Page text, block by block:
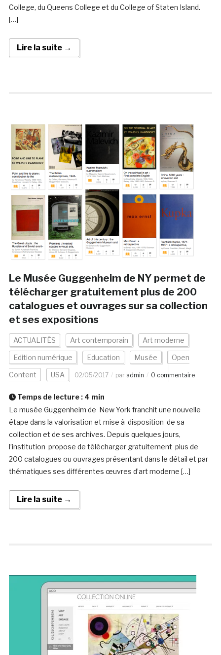
College, du Queens College et du College of Staten Island.
[…]
Lire la suite →
Le Musée Guggenheim de NY permet de
télécharger gratuitement plus de 200
catalogues et ouvrages sur sa collection
et ses expositions
ACTUALITÉS Art contemporain Art moderne
Edition numérique Education Musée Open
Content USA 02/05/2017 par admin 0 commentaire
Temps de lecture : 4 min
Le musée Guggenheim de New York franchit une nouvelle
étape dans la valorisation et mise à disposition de sa
collection et de ses archives. Depuis quelques jours,
l’institution propose de télécharger gratuitement plus de
200 catalogues ou ouvrages présentant dans le détail et par
thématiques ses différentes œuvres d’art moderne […]
Lire la suite →